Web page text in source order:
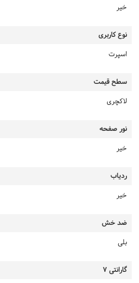
خیر
نوع کاربری
اسپرت
سطح قیمت
لاکچری
نور صفحه
خیر
ردیاب
خیر
ضد خش
بلی
گارانتی 7